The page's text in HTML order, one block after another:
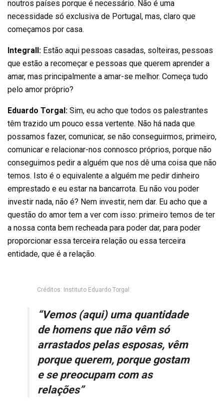
noutros países porque é necessário. Não é uma
necessidade só exclusiva de Portugal, mas, claro que
começamos por casa.
Integrall: Estão aqui pessoas casadas, solteiras, pessoas
que estão a recomeçar e pessoas que querem aprender a
amar, mas principalmente a amar-se melhor. Começa tudo
pelo amor próprio?
Eduardo Torgal: Sim, eu acho que todos os palestrantes
têm trazido um pouco essa vertente. Não há nada que
possamos fazer, comunicar, se não conseguirmos, primeiro,
comunicar e relacionar-nos connosco próprios, porque não
conseguimos pedir a alguém que nos dê uma coisa que não
temos. Isto é o equivalente a alguém me pedir dinheiro
emprestado e eu estar na bancarrota. Eu não vou poder
investir nada, não é? Nem investir, nem dar. Eu acho que a
questão do amor tem a ver com isso: primeiro temos de ter
a nossa conta bem recheada para poder dar, para poder
proporcionar essa terceira relação ou essa terceira
entidade, que é a relação.
Créditos: Instituto Eduardo Torgal
“Vemos (aqui) uma quantidade
de homens que não vêm só
arrastados pelas esposas, vêm
porque querem, porque gostam
e se preocupam com as
relações”